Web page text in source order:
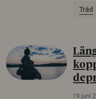
Träd
19 juni